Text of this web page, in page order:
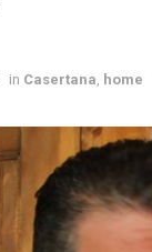
in Casertana home